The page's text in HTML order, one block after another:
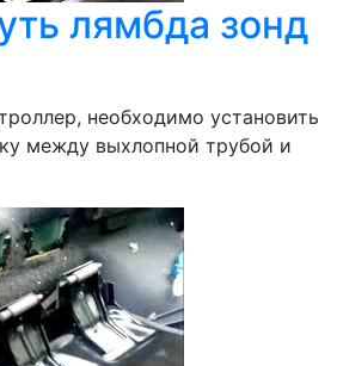
лямбда зонд
необходимо установить
между выхлопной трубой и